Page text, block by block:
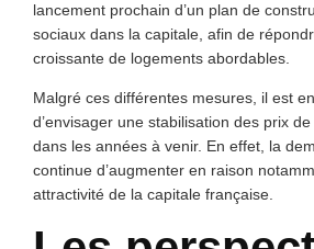
lancement prochain d’un plan de
sociaux dans la capitale, afin de
croissante de logements abordables.
Malgré ces différentes mesures, il est
d’envisager une stabilisation des prix
dans les années à venir. En effet, la
continue d’augmenter en raison
attractivité de la capitale française.